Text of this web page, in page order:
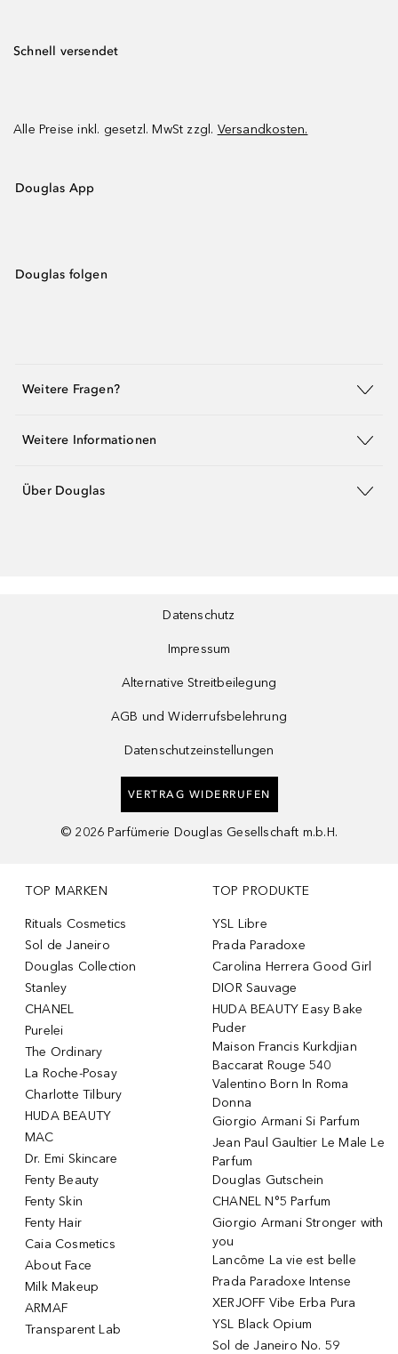
Schnell versendet
Alle Preise inkl. gesetzl. MwSt zzgl. Versandkosten.
Douglas App
Douglas folgen
Weitere Fragen?
Weitere Informationen
Über Douglas
Datenschutz
Impressum
Alternative Streitbeilegung
AGB und Widerrufsbelehrung
Datenschutzeinstellungen
VERTRAG WIDERRUFEN
© 2026 Parfümerie Douglas Gesellschaft m.b.H.
TOP MARKEN
Rituals Cosmetics
Sol de Janeiro
Douglas Collection
Stanley
CHANEL
Purelei
The Ordinary
La Roche-Posay
Charlotte Tilbury
HUDA BEAUTY
MAC
Dr. Emi Skincare
Fenty Beauty
Fenty Skin
Fenty Hair
Caia Cosmetics
About Face
Milk Makeup
ARMAF
Transparent Lab
TOP PRODUKTE
YSL Libre
Prada Paradoxe
Carolina Herrera Good Girl
DIOR Sauvage
HUDA BEAUTY Easy Bake
Puder
Maison Francis Kurkdjian
Baccarat Rouge 540
Valentino Born In Roma
Donna
Giorgio Armani Si Parfum
Jean Paul Gaultier Le Male Le
Parfum
Douglas Gutschein
CHANEL N°5 Parfum
Giorgio Armani Stronger with
you
Lancôme La vie est belle
Prada Paradoxe Intense
XERJOFF Vibe Erba Pura
YSL Black Opium
Sol de Janeiro No. 59